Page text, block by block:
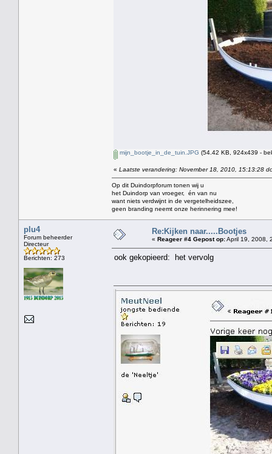
mijn_bootje_in_de_tuin.JPG (54.42 KB, 924x439 -
« Laatste verandering: November 18, 2010, 15:13:28
Op dit Duindorpforum tonen wij u
het Duindorp van vroeger, én van nu
want niets verdwijnt in de vergetelheidszee,
geen branding neemt onze herinnering mee!
plu4
Forum beheerder
Directeur
Berichten: 273
Re:Kijken naar.....Bootjes
« Reageer #4 Gepost op:April 19, 2008,
ook gekopieerd: het vervolg